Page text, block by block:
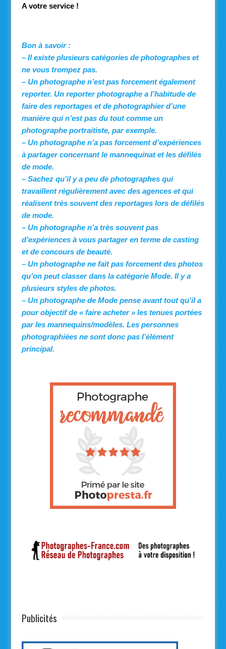
A votre service !
Bon à savoir :
– Il existe plusieurs catégories de photographes et
ne vous trompez pas.
– Un photographe n’est pas forcement également
reporter. Un reporter photographe a l’habitude de
faire des reportages et de photographier d’une
manière qui n’est pas du tout comme un
photographe portraitiste, par exemple.
– Un photographe n’a pas forcement d’expériences
à partager concernant le mannequinat et les défilés
de mode.
– Sachez qu’il y a peu de photographes qui
travaillent régulièrement avec des agences et qui
réalisent très souvent des reportages lors de défilés
de mode.
– Un photographe n’a très souvent pas
d’expériences à vous partager en terme de casting
et de concours de beauté.
– Un photographe ne fait pas forcement des photos
qu’on peut classer dans la catégorie Mode. Il y a
plusieurs styles de photos.
– Un photographe de Mode pense avant tout qu’il a
pour objectif de « faire acheter » les tenues portées
par les mannequins/modèles. Les personnes
photographiées ne sont donc pas l’élément
principal.
Publicités